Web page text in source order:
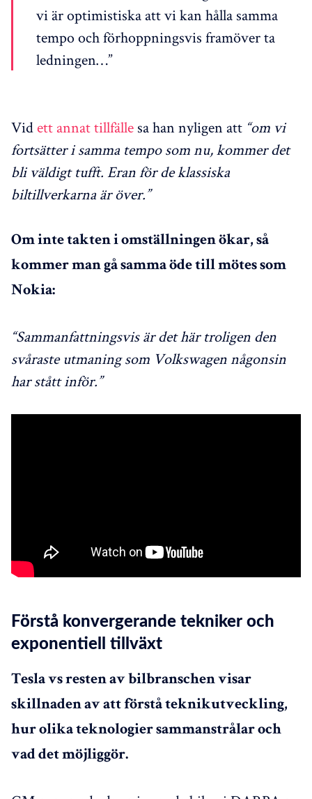
vi är optimistiska att vi kan hålla samma
tempo och förhoppningsvis framöver ta
ledningen…”
Vidett annat tillfälle sa han nyligen att “om vi
fortsätter i samma tempo som nu, kommer det
bli väldigt tufft. Eran för de klassiska
biltillverkarna är över.”
Om inte takten i omställningen ökar, så
kommer man gå samma öde till mötes som
Nokia:
“Sammanfattningsvis är det här troligen den
svåraste utmaning som Volkswagen någonsin
har stått inför.”
Förstå konvergerande tekniker och
exponentiell tillväxt
Tesla vs resten av bilbranschen visar
skillnaden av att förstå teknikutveckling,
hur olika teknologier sammanstrålar och
vad det möjliggör.